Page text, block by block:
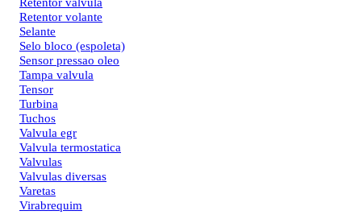
Retentor valvula
Retentor volante
Selante
Selo bloco (espoleta)
Sensor pressao oleo
Tampa valvula
Tensor
Turbina
Tuchos
Valvula egr
Valvula termostatica
Valvulas
Valvulas diversas
Varetas
Virabrequim